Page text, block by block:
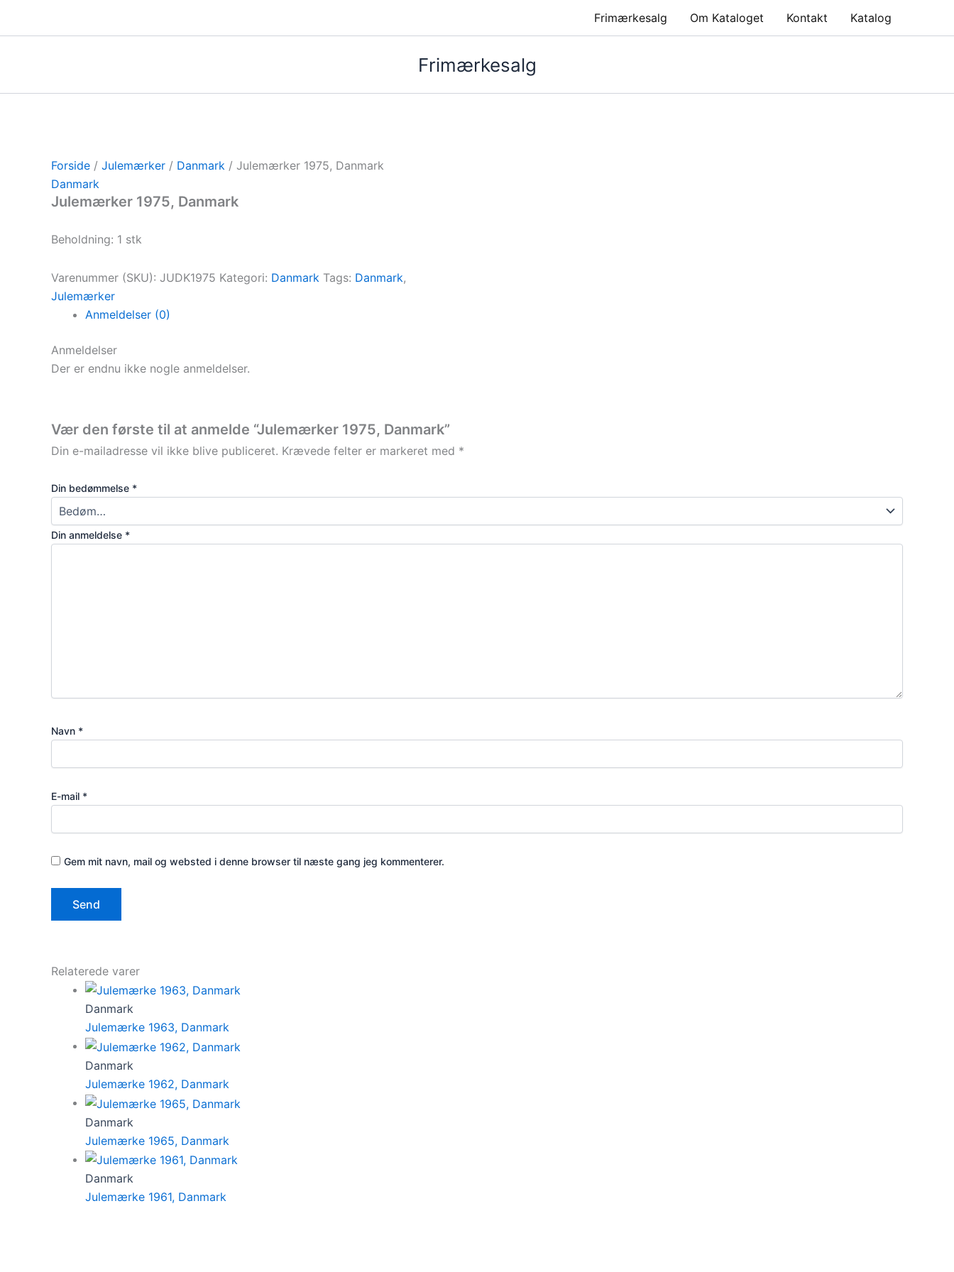
Frimærkesalg Om Kataloget Kontakt Katalog
Frimærkesalg
Forside / Julemærker / Danmark / Julemærker 1975, Danmark
Danmark
Julemærker 1975, Danmark
Beholdning: 1 stk
Varenummer (SKU): JUDK1975 Kategori: Danmark Tags: Danmark,
Julemærker
Anmeldelser (0)
Anmeldelser
Der er endnu ikke nogle anmeldelser.
Vær den første til at anmelde “Julemærker 1975, Danmark”
Din e-mailadresse vil ikke blive publiceret. Krævede felter er markeret med *
Din bedømmelse *
Din anmeldelse *
Navn *
E-mail *
Gem mit navn, mail og websted i denne browser til næste gang jeg kommenterer.
Relaterede varer
Danmark
Julemærke 1963, Danmark
Danmark
Julemærke 1962, Danmark
Danmark
Julemærke 1965, Danmark
Danmark
Julemærke 1961, Danmark